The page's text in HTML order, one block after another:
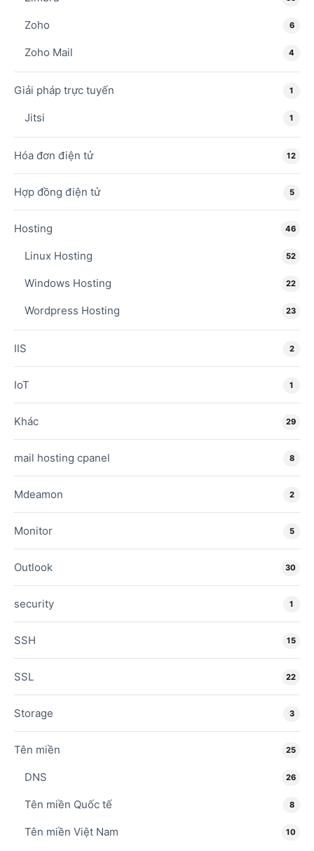
Zoho 6
Zoho Mail 4
Giải pháp trực tuyến 1
Jitsi 1
Hóa đơn điện tử 12
Hợp đồng điện tử 5
Hosting 46
Linux Hosting 52
Windows Hosting 22
Wordpress Hosting 23
IIS 2
IoT 1
Khác 29
mail hosting cpanel 8
Mdeamon 2
Monitor 5
Outlook 30
security 1
SSH 15
SSL 22
Storage 3
Tên miền 25
DNS 26
Tên miền Quốc tế 8
Tên miền Việt Nam 10